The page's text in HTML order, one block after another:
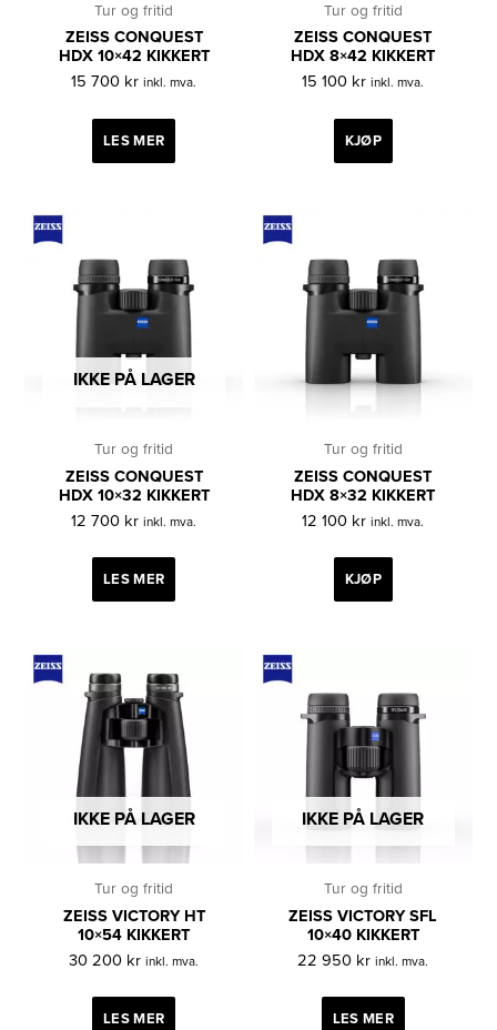
Tur og fritid
ZEISS CONQUEST
HDX 10×42 KIKKERT
15 700 kr inkl. mva.
LES MER
Tur og fritid
ZEISS CONQUEST
HDX 8×42 KIKKERT
15 100 kr inkl. mva.
KJØP
IKKE PÅ LAGER
Tur og fritid
ZEISS CONQUEST
HDX 10×32 KIKKERT
12 700 kr inkl. mva.
LES MER
Tur og fritid
ZEISS CONQUEST
HDX 8×32 KIKKERT
12 100 kr inkl. mva.
KJØP
IKKE PÅ LAGER
Tur og fritid
ZEISS VICTORY HT
10×54 KIKKERT
30 200 kr inkl. mva.
LES MER
IKKE PÅ LAGER
Tur og fritid
ZEISS VICTORY SFL
10×40 KIKKERT
22 950 kr inkl. mva.
LES MER